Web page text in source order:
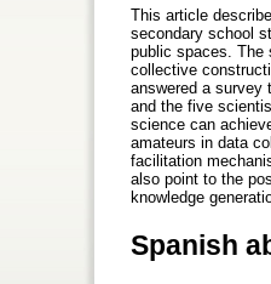
This article
secondary school
public spaces. The
collective
answered a survey
and the five
science can
amateurs in data
facilitation
also point to the
knowledge
Spanish